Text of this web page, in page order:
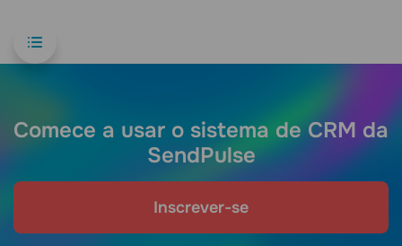
Comece a usar o sistema de CRM da
SendPulse
Inscrever-se